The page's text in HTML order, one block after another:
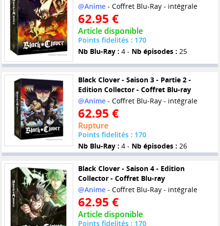
@Anime- Coffret Blu-Ray - intégrale
62.95 €
Article disponible
Points fidelités : 170
Nb Blu-Ray : 4 - Nb épisodes : 25
Black Clover - Saison 3 - Partie 2 -
Edition Collector - Coffret Blu-ray
@Anime- Coffret Blu-Ray - intégrale
62.95 €
Rupture
Points fidelités : 170
Nb Blu-Ray : 4 - Nb épisodes : 26
Black Clover - Saison 4 - Edition
Collector - Coffret Blu-ray
@Anime- Coffret Blu-Ray - intégrale
62.95 €
Article disponible
Points fidelités : 170